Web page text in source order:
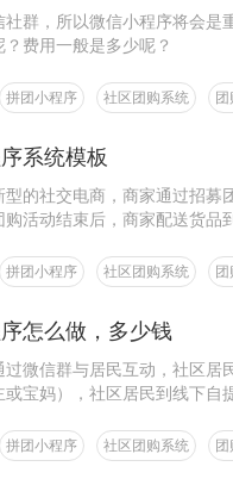
社群，所以微信小程序将会
费用一般是多少呢？
拼团小程序 社区团购系统 团
系统模板
型的社交电商，商家通过招募
活动结束后，商家配送货品
拼团小程序 社区团购系统 团
怎么做，多少钱
微信群与居民互动，社区居
或宝妈），社区居民到线下自
拼团小程序 社区团购系统 团